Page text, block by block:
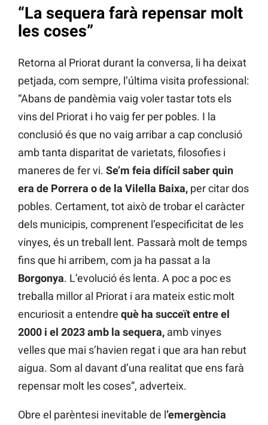
“La sequera farà repensar molt
les coses”
Retorna al Priorat durant la conversa, li ha deixat
petjada, com sempre, l’última visita professional:
“Abans de pandèmia vaig voler tastar tots els
vins del Priorat i ho vaig fer per pobles. I la
conclusió és que no vaig arribar a cap conclusió
amb tanta disparitat de varietats, filosofies i
maneres de fer vi. Se’m feia difícil saber quin
era de Porrera o de la Vilella Baixa, per citar dos
pobles. Certament, tot això de trobar el caràcter
dels municipis, comprenent l’especificitat de les
vinyes, és un treball lent. Passarà molt de temps
fins que hi arribem, com ja ha passat a la
Borgonya. L’evolució és lenta. A poc a poc es
treballa millor al Priorat i ara mateix estic molt
encuriosit a entendre què ha succeït entre el
2000 i el 2023 amb la sequera, amb vinyes
velles que mai s’havien regat i que ara han rebut
aigua. Som al davant d’una realitat que ens farà
repensar molt les coses”, adverteix.
Obre el parèntesi inevitable de l’emergència